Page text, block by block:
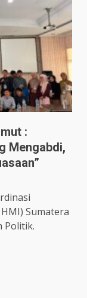
:
Mengabdi,
Sumatera
Politik.